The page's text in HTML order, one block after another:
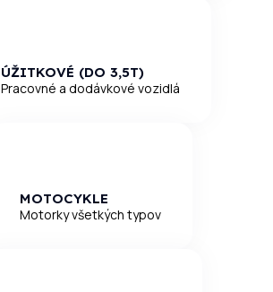
ÚŽITKOVÉ (DO 3,5T)
Pracovné a dodávkové vozidlá
MOTOCYKLE
Motorky všetkých typov